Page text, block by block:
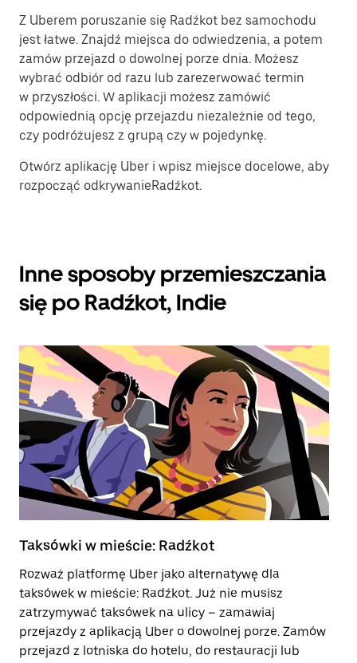
Z Uberem poruszanie się Radźkot bez samochodu
jest łatwe. Znajdź miejsca do odwiedzenia, a potem
zamów przejazd o dowolnej porze dnia. Możesz
wybrać odbiór od razu lub zarezerwować termin
w przyszłości. W aplikacji możesz zamówić
odpowiednią opcję przejazdu niezależnie od tego,
czy podróżujesz z grupą czy w pojedynkę.
Otwórz aplikację Uber i wpisz miejsce docelowe, aby
rozpocząć odkrywanieRadźkot.
Inne sposoby przemieszczania
się po Radźkot, Indie
Taksówki w mieście: Radźkot
Rozważ platformę Uber jako alternatywę dla
taksówek w mieście: Radźkot. Już nie musisz
zatrzymywać taksówek na ulicy – zamawiaj
przejazdy z aplikacją Uber o dowolnej porze. Zamów
przejazd z lotniska do hotelu, do restauracji lub